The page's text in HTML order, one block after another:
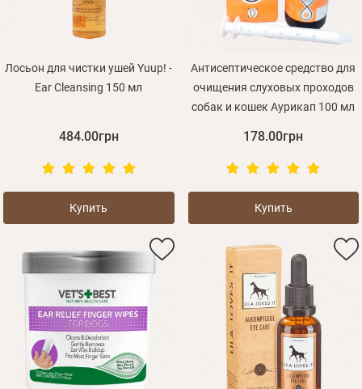
Лосьон для чистки ушей Yuup! -
Ear Cleansing 150 мл
484.00грн
Купить
Антисептическое средство для
очищения слуховых проходов
собак и кошек Аурикап 100 мл
178.00грн
Купить